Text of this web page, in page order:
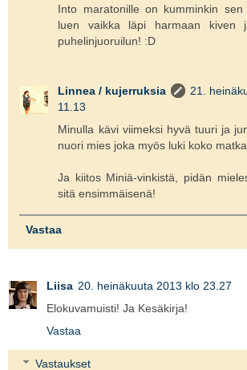
Into maratonille on kumminkin
luen vaikka läpi harmaan kiven
puhelinjuoruilun! :D
Linnea / kujerruksia
21.
11.13
Minulla kävi viimeksi hyvä tuuri ja
nuori mies joka myös luki koko
Ja kiitos Miniä-vinkistä, pidän
sitä ensimmäisenä!
Vastaa
Liisa 20. heinäkuuta 2013 klo 23.27
Elokuvamuisti! Ja Kesäkirja!
Vastaa
Vastaukset